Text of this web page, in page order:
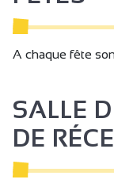
Informations
Hébergement
Banquet
Plats à
Restauration
Location de
A chaque fête
SALLE
DE